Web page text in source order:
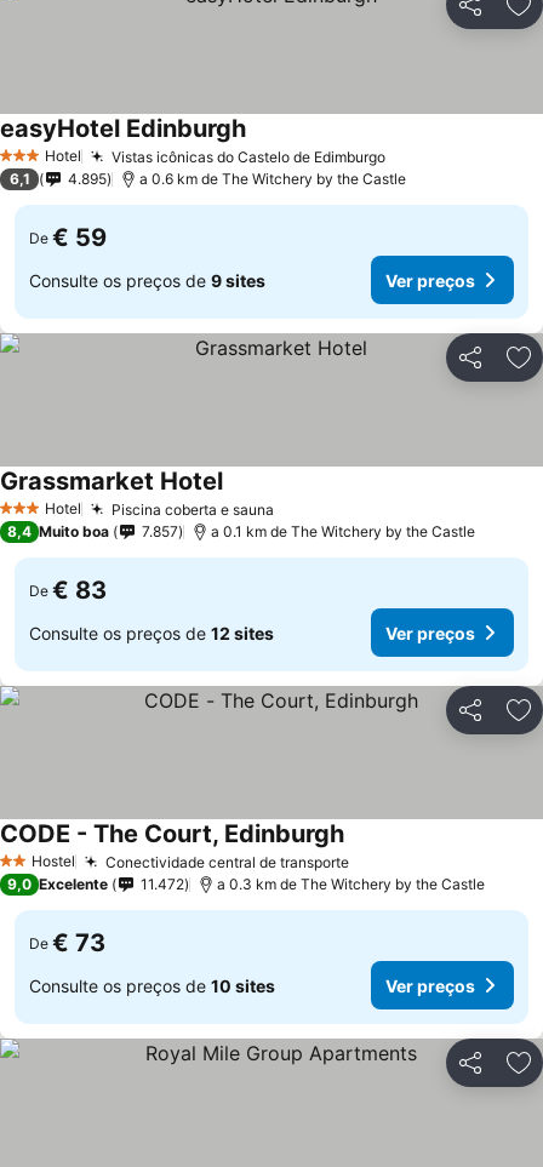
Partilhar
3 EstrelasHotel Vistas icônicas do Castelo de EdimburgoVer preços
easyHotel EdinburghVer preços
6,1 4.895 a 0.6 km de The Witchery by the Castle
De € 59
Consulte os preços de 9 sites Ver preços
Partilhar
3 EstrelasHotel Piscina coberta e sauna
Grassmarket HotelVer preços
8,4 Muito boa 7.857 a 0.1 km de The Witchery by the Castle
De € 83
Consulte os preços de 12 sites Ver preços
Partilhar
2 Estrelas
Hostel Conectividade central de transporteVer preços
CODE - The Court, EdinburghVer preços
9,0 Excelente 11.472 a 0.3 km de The Witchery by the Castle
De € 73
Consulte os preços de 10 sites Ver preços
Partilhar